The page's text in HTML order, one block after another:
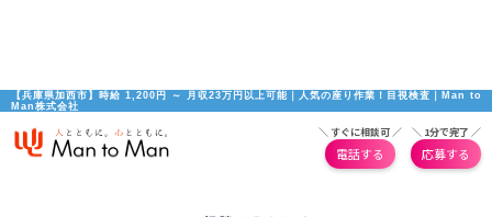
【兵庫県加西市】時給 1,200円 ～ 月収23万円以上可能｜人気の座り作業！目視検査｜Man to
Man株式会社
＼ すぐに相談可 ／
電話する
＼ 1分で完了 ／
応募する